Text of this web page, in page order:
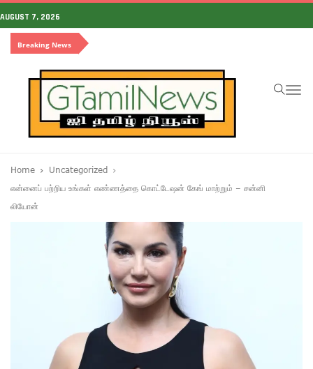
AUGUST 7, 2026
Breaking News
Home
Uncategorized
என்னைப் பற்றிய உங்கள் எண்ணத்தை கொட்டேஷன் கேங் மாற்றும் – சன்னி
லியோன்